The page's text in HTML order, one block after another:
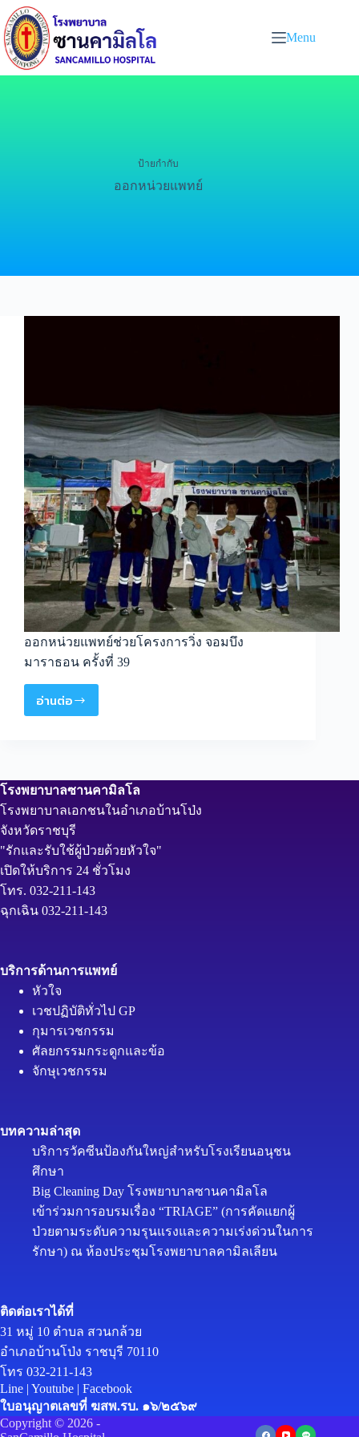
Menu
ป้ายกำกับ
ออกหน่วยแพทย์
ออกหน่วยแพทย์ช่วยโครงการวิ่ง จอมบึง
มาราธอน ครั้งที่ 39
อ่านต่อ
โรงพยาบาลซานคามิลโล
โรงพยาบาลเอกชนในอำเภอบ้านโป่ง
จังหวัดราชบุรี
"รักและรับใช้ผู้ป่วยด้วยหัวใจ"
เปิดให้บริการ 24 ชั่วโมง
โทร. 032-211-143
ฉุกเฉิน 032-211-143
บริการด้านการแพทย์
หัวใจ
เวชปฏิบัติทั่วไป GP
กุมารเวชกรรม
ศัลยกรรมกระดูกและข้อ
จักษุเวชกรรม
บทความล่าสุด
บริการวัคซีนป้องกันใหญ่สำหรับโรงเรียนอนุชน
ศึกษา
Big Cleaning Day โรงพยาบาลซานคามิลโล
เข้าร่วมการอบรมเรื่อง “TRIAGE” (การคัดแยกผู้
ป่วยตามระดับความรุนแรงและความเร่งด่วนในการ
รักษา) ณ ห้องประชุมโรงพยาบาลคามิลเลียน
ติดต่อเราได้ที่
31 หมู่ 10 ตำบล สวนกล้วย
อำเภอบ้านโป่ง ราชบุรี 70110
โทร 032-211-143
Line | Youtube | Facebook
ใบอนุญาตเลขที่ ฆสพ.รบ. ๑๖/๒๕๖๙
Copyright © 2026 -